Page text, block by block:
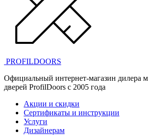
PROFILDOORS
Официальный интернет-магазин дилера
дверей ProfilDoors c 2005 года
Акции и скидки
Сертификаты и инструкции
Услуги
Дизайнерам